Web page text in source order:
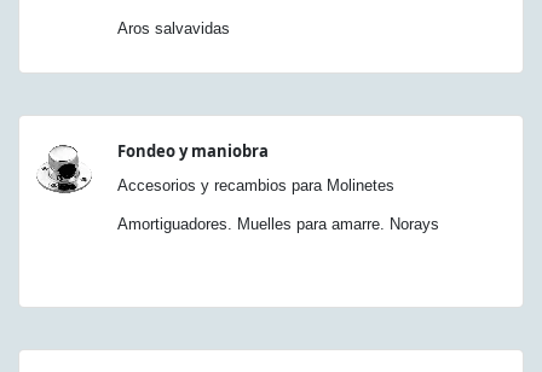
Aros salvavidas
Fondeo y maniobra
Accesorios y recambios para Molinetes
Amortiguadores. Muelles para amarre. Norays